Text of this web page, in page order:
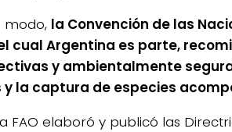
modo, la Convención de las
cual Argentina es parte,
y ambientalmente
la captura de especies
FAO elaboró y publicó las